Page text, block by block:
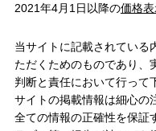
2021年4月1日以降の価格
当サイトに記載されている
ただくためのものであり、
判断と責任において行って
サイトの掲載情報は細心の
全ての情報の正確性を保証